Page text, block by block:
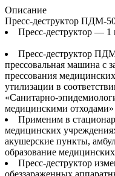
Описание
Пресс-деструктор ПДМ-
Пресс-деструктор — 1
Пресс-деструктор
прессовальная машина с
прессования
утилизации в
«Санитарно-
медицинскими отходами»
Применим в
медицинских
акушерские пункты,
образование
Пресс-деструктор